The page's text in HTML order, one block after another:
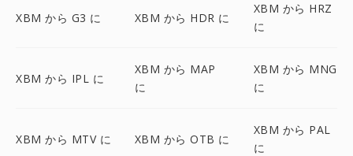
XBM から G3 に XBM から HDR に
XBM から HRZ
に
XBM から IPL に
XBM から MAP
に
XBM から MNG
に
XBM から MTV に XBM から OTB に
XBM から PAL
に